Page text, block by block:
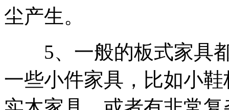
尘产生。
5、一般的板式家具都
一些小件家具，比如小